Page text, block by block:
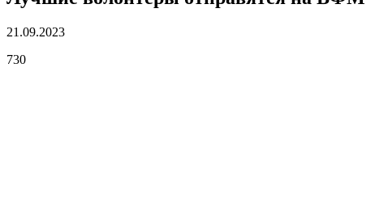
21.09.2023
730